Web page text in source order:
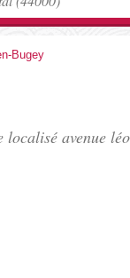
Bugey
localisé avenue